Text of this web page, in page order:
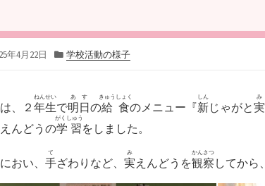
年4月22日
カ
リ
ー
学校活動の様子
は、２ 年生
ねんせい
で明日
あす
の給食
きゅうしょく
のメニュー『新
しん
じゃがと実
み
えんどうの学習
がくしゅう
をしました。
おい、 手
て
ざわりなど、 実
み
えんどうを観察
かんさつ
してから、